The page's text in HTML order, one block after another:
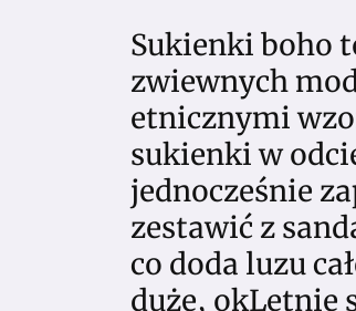
Sukienki boho
zwiewnych
etnicznymi
sukienki w
jednocześnie
zestawić z
co doda luzu
duże, okLetnie